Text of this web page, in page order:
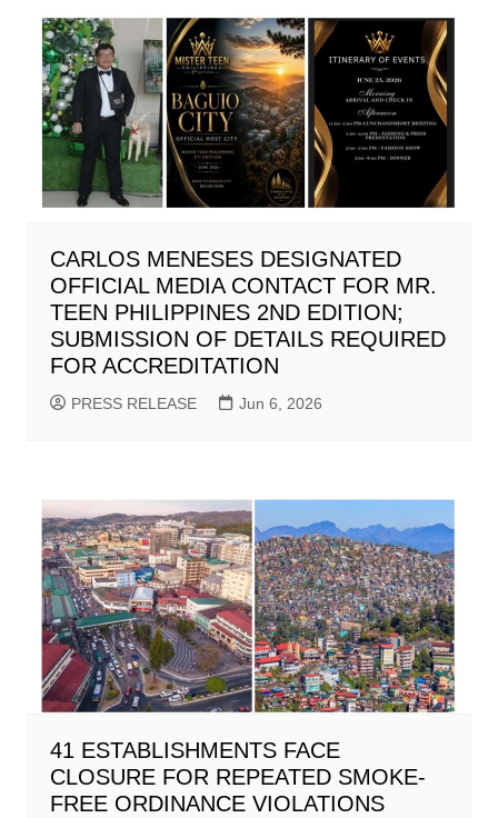
CARLOS MENESES DESIGNATED
OFFICIAL MEDIA CONTACT FOR MR.
TEEN PHILIPPINES 2ND EDITION;
SUBMISSION OF DETAILS REQUIRED
FOR ACCREDITATION
PRESS RELEASE Jun 6, 2026
41 ESTABLISHMENTS FACE
CLOSURE FOR REPEATED SMOKE-
FREE ORDINANCE VIOLATIONS